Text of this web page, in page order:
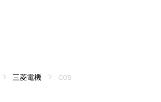
三菱電機 C08